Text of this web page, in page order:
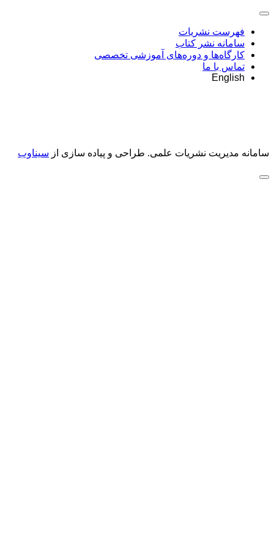
فهرست نشریات
سامانه نشر کتاب
کارگاه‌ها و دوره‌های آموزشی تخصصی
تماس با ما
English
سامانه مدیریت نشریات علمی. طراحی و پیاده سازی از سیناوب